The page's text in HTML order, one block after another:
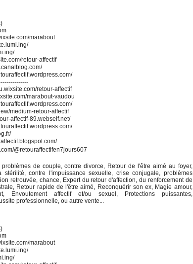
marabout
retour-affectif
retour-affectif
marabout-vaudou
medium-retour-affectif
affectif-89.webself.net/
@retouraffectifen7jours607
de couple, contre divorce, Retour de l'être aimé au foyer,
contre l'impuissance sexuelle, crise conjugale, problèmes
retrouvée, chance, Expert du retour d'affection, du renforcement de
Retour rapide de l'être aimé, Reconquérir son ex, Magie amour,
Envoutement affectif et/ou sexuel, Protections puissantes,
professionnelle, ou autre vente...
marabout